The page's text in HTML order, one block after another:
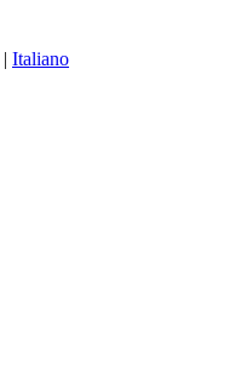
| Italiano